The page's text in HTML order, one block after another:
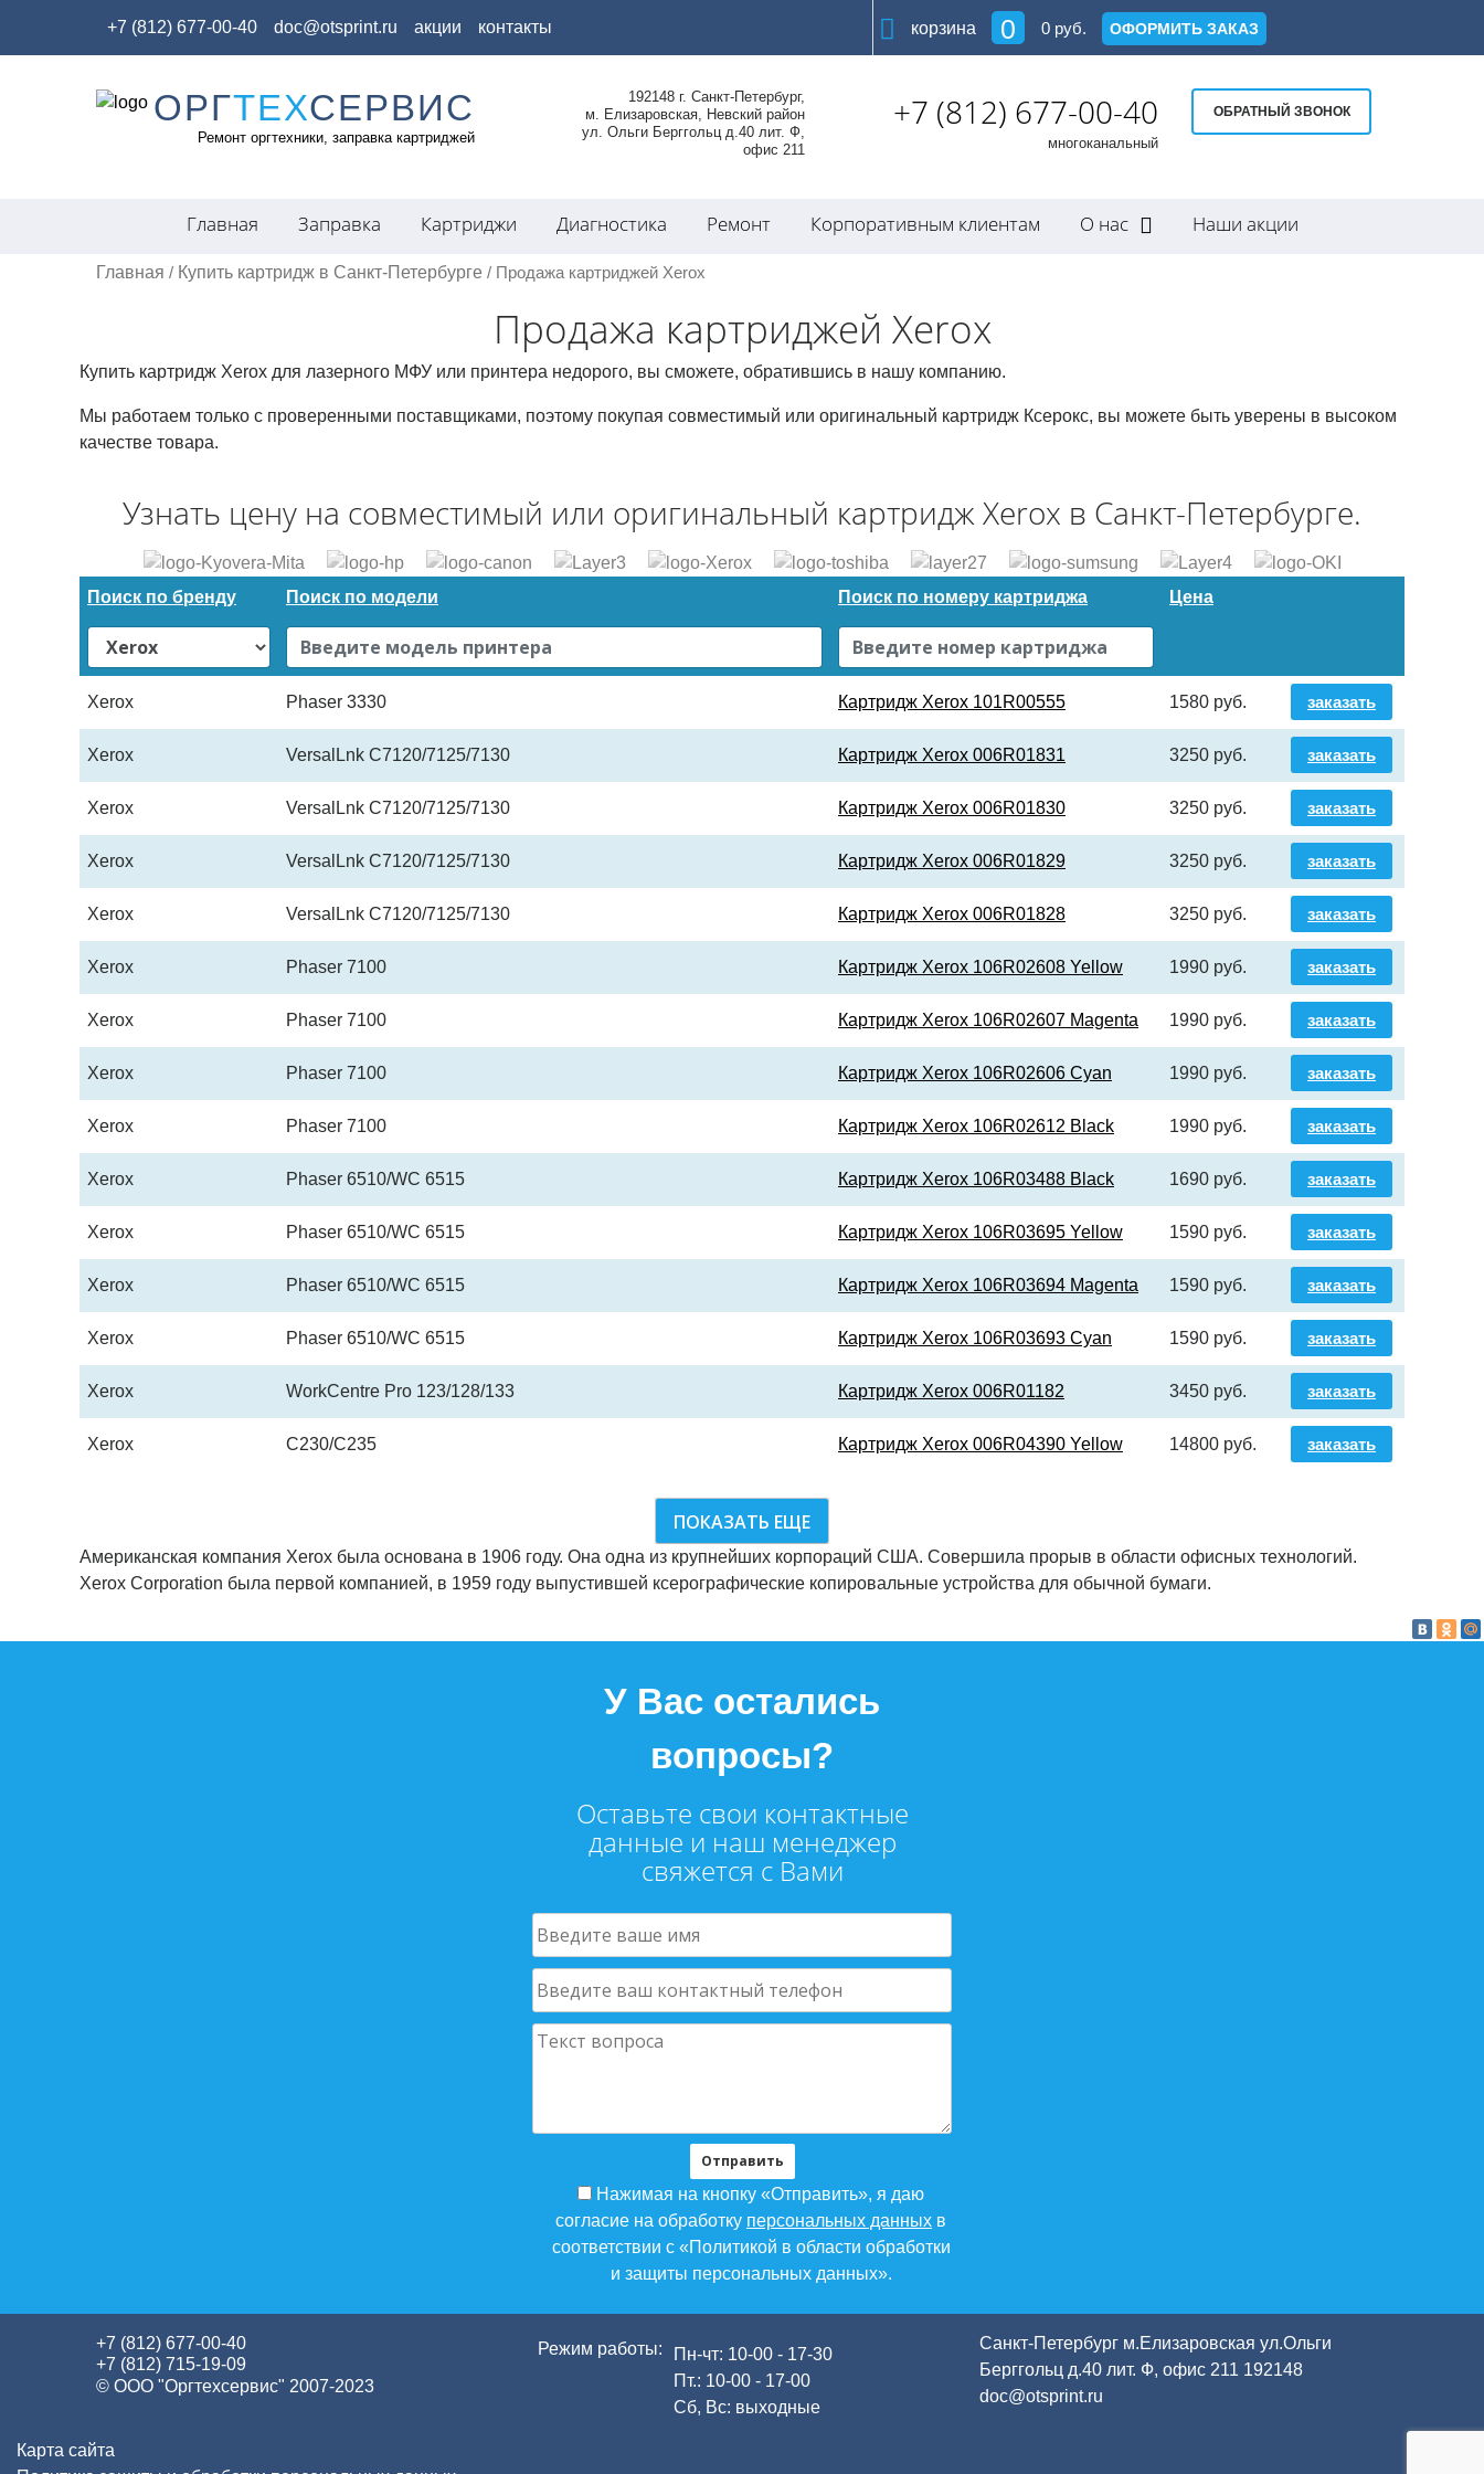
ОРГТЕХСЕРВИС
Ремонт оргтехники, заправка картриджей
192148 г. Санкт-Петербург,
м. Елизаровская, Невский район
ул. Ольги Берггольц д.40 лит. Ф,
офис 211
+7 (812) 677-00-40
многоканальный
ОБРАТНЫЙ ЗВОНОК
Главная Заправка Картриджи Диагностика Ремонт Корпоративным клиентам О нас Наши акции
Главная / Купить картридж в Санкт-Петербурге / Продажа картриджей Xerox
Продажа картриджей Xerox
Купить картридж Xerox для лазерного МФУ или принтера недорого, вы сможете, обратившись в нашу компанию.
Мы работаем только с проверенными поставщиками, поэтому покупая совместимый или оригинальный картридж Ксерокс, вы можете быть уверены в высоком
качестве товара.
Узнать цену на совместимый или оригинальный картридж Xerox в Санкт-Петербурге.
Поиск по бренду Поиск по модели Поиск по номеру картриджа Цена
Xerox Phaser 3330 Картридж Xerox 101R00555 1580 руб. заказать
Xerox VersalLnk C7120/7125/7130 Картридж Xerox 006R01831 3250 руб. заказать
Xerox VersalLnk C7120/7125/7130 Картридж Xerox 006R01830 3250 руб. заказать
Xerox VersalLnk C7120/7125/7130 Картридж Xerox 006R01829 3250 руб. заказать
Xerox VersalLnk C7120/7125/7130 Картридж Xerox 006R01828 3250 руб. заказать
Xerox Phaser 7100 Картридж Xerox 106R02608 Yellow 1990 руб. заказать
Xerox Phaser 7100 Картридж Xerox 106R02607 Magenta 1990 руб. заказать
Xerox Phaser 7100 Картридж Xerox 106R02606 Cyan 1990 руб. заказать
Xerox Phaser 7100 Картридж Xerox 106R02612 Black 1990 руб. заказать
Xerox Phaser 6510/WC 6515 Картридж Xerox 106R03488 Black 1690 руб. заказать
Xerox Phaser 6510/WC 6515 Картридж Xerox 106R03695 Yellow 1590 руб. заказать
Xerox Phaser 6510/WC 6515 Картридж Xerox 106R03694 Magenta 1590 руб. заказать
Xerox Phaser 6510/WC 6515 Картридж Xerox 106R03693 Cyan 1590 руб. заказать
Xerox WorkCentre Pro 123/128/133 Картридж Xerox 006R01182 3450 руб. заказать
Xerox C230/C235 Картридж Xerox 006R04390 Yellow 14800 руб. заказать
ПОКАЗАТЬ ЕЩЕ
Американская компания Xerox была основана в 1906 году. Она одна из крупнейших корпораций США. Совершила прорыв в области офисных технологий.
Xerox Corporation была первой компанией, в 1959 году выпустившей ксерографические копировальные устройства для обычной бумаги.
У Вас остались
вопросы?
Оставьте свои контактные
данные и наш менеджер
свяжется с Вами
Нажимая на кнопку «Отправить», я даю
согласие на обработку персональных данных в
соответствии с «Политикой в области обработки
и защиты персональных данных».
+7 (812) 677-00-40
+7 (812) 715-19-09
© ООО "Оргтехсервис" 2007-2023
Режим работы:
Пн-чт: 10-00 - 17-30
Пт.: 10-00 - 17-00
Сб, Вс: выходные
Санкт-Петербург м.Елизаровская ул.Ольги
Берггольц д.40 лит. Ф, офис 211 192148
doc@otsprint.ru
Карта сайта
+7 (812) 677-00-40 doc@otsprint.ru акции контакты корзина 0 0руб. ОФОРМИТЬ ЗАКАЗ